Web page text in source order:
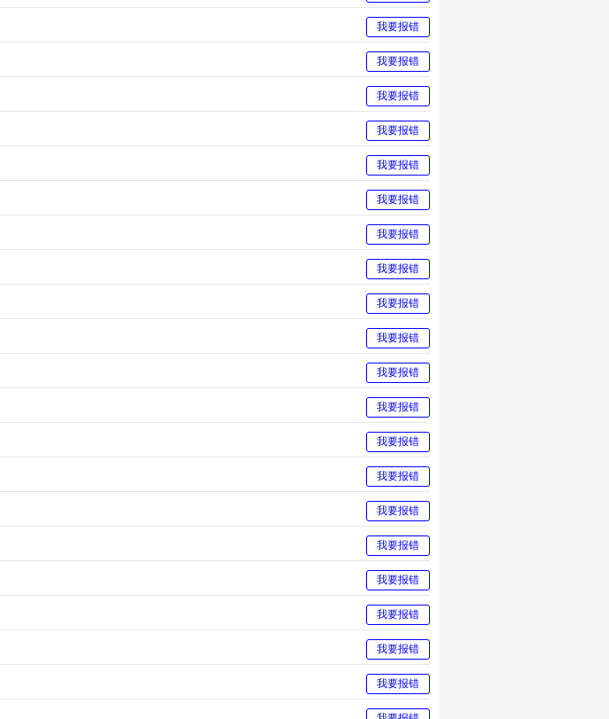
我要报错
我要报错
我要报错
我要报错
我要报错
我要报错
我要报错
我要报错
我要报错
我要报错
我要报错
我要报错
我要报错
我要报错
我要报错
我要报错
我要报错
我要报错
我要报错
我要报错